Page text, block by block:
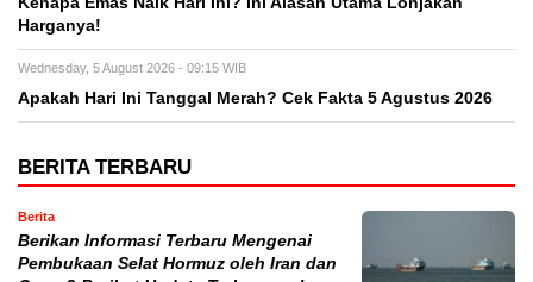
Harganya!
Wednesday, 5 August 2026 - 09:15 WIB
Apakah Hari Ini Tanggal Merah? Cek Fakta 5 Agustus 2026
BERITA TERBARU
Berita
Berikan Informasi Terbaru Mengenai
Pembukaan Selat Hormuz oleh Iran dan